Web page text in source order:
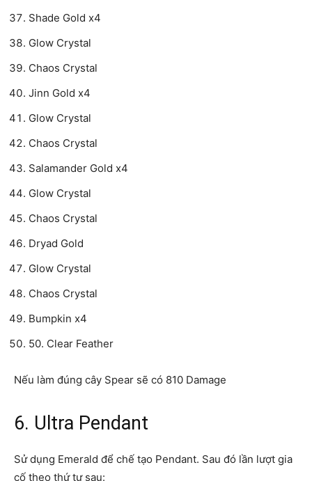
Shade Gold x4
Glow Crystal
Chaos Crystal
Jinn Gold x4
Glow Crystal
Chaos Crystal
Salamander Gold x4
Glow Crystal
Chaos Crystal
Dryad Gold
Glow Crystal
Chaos Crystal
Bumpkin x4
50. Clear Feather
Nếu làm đúng cây Spear sẽ có 810 Damage
6. Ultra Pendant
Sử dụng Emerald để chế tạo Pendant. Sau đó lần lượt gia
cố theo thứ tự sau: